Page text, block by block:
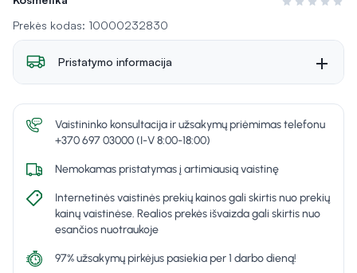
Įvertinimas 0
Prekės kodas: 10000232830
Pristatymo informacija
Vaistininko konsultacija ir užsakymų priėmimas telefonu
+370 697 03000 (I-V 8:00-18:00)
Nemokamas pristatymas į artimiausią vaistinę
Internetinės vaistinės prekių kainos gali skirtis nuo prekių
kainų vaistinėse. Realios prekės išvaizda gali skirtis nuo
esančios nuotraukoje
97% užsakymų pirkėjus pasiekia per 1 darbo dieną!